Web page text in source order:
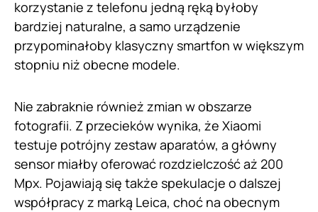
korzystanie z telefonu jedną ręką byłoby
bardziej naturalne, a samo urządzenie
przypominałoby klasyczny smartfon w większym
stopniu niż obecne modele.
Nie zabraknie również zmian w obszarze
fotografii. Z przecieków wynika, że Xiaomi
testuje potrójny zestaw aparatów, a główny
sensor miałby oferować rozdzielczość aż 200
Mpx. Pojawiają się także spekulacje o dalszej
współpracy z marką Leica, choć na obecnym